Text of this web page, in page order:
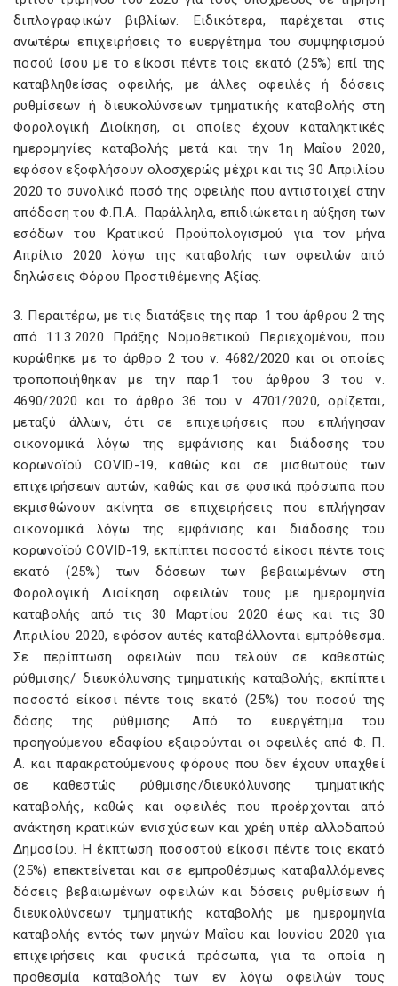
διπλογραφικών βιβλίων. Ειδικότερα, παρέχεται στις
ανωτέρω επιχειρήσεις το ευεργέτημα του συμψηφισμού
ποσού ίσου με το είκοσι πέντε τοις εκατό (25%) επί της
καταβληθείσας οφειλής, με άλλες οφειλές ή δόσεις
ρυθμίσεων ή διευκολύνσεων τμηματικής καταβολής στη
Φορολογική Διοίκηση, οι οποίες έχουν καταληκτικές
ημερομηνίες καταβολής μετά και την 1η Μαΐου 2020,
εφόσον εξοφλήσουν ολοσχερώς μέχρι και τις 30 Απριλίου
2020 το συνολικό ποσό της οφειλής που αντιστοιχεί στην
απόδοση του Φ.Π.Α.. Παράλληλα, επιδιώκεται η αύξηση των
εσόδων του Κρατικού Προϋπολογισμού για τον μήνα
Απρίλιο 2020 λόγω της καταβολής των οφειλών από
δηλώσεις Φόρου Προστιθέμενης Αξίας.
3. Περαιτέρω, με τις διατάξεις της παρ. 1 του άρθρου 2 της
από 11.3.2020 Πράξης Νομοθετικού Περιεχομένου, που
κυρώθηκε με το άρθρο 2 του ν. 4682/2020 και οι οποίες
τροποποιήθηκαν με την παρ.1 του άρθρου 3 του ν.
4690/2020 και το άρθρο 36 του ν. 4701/2020, ορίζεται,
μεταξύ άλλων, ότι σε επιχειρήσεις που επλήγησαν
οικονομικά λόγω της εμφάνισης και διάδοσης του
κορωνοϊού COVID-19, καθώς και σε μισθωτούς των
επιχειρήσεων αυτών, καθώς και σε φυσικά πρόσωπα που
εκμισθώνουν ακίνητα σε επιχειρήσεις που επλήγησαν
οικονομικά λόγω της εμφάνισης και διάδοσης του
κορωνοϊού COVID-19, εκπίπτει ποσοστό είκοσι πέντε τοις
εκατό (25%) των δόσεων των βεβαιωμένων στη
Φορολογική Διοίκηση οφειλών τους με ημερομηνία
καταβολής από τις 30 Μαρτίου 2020 έως και τις 30
Απριλίου 2020, εφόσον αυτές καταβάλλονται εμπρόθεσμα.
Σε περίπτωση οφειλών που τελούν σε καθεστώς
ρύθμισης/ διευκόλυνσης τμηματικής καταβολής, εκπίπτει
ποσοστό είκοσι πέντε τοις εκατό (25%) του ποσού της
δόσης της ρύθμισης. Από το ευεργέτημα του
προηγούμενου εδαφίου εξαιρούνται οι οφειλές από Φ. Π.
Α. και παρακρατούμενους φόρους που δεν έχουν υπαχθεί
σε καθεστώς ρύθμισης/διευκόλυνσης τμηματικής
καταβολής, καθώς και οφειλές που προέρχονται από
ανάκτηση κρατικών ενισχύσεων και χρέη υπέρ αλλοδαπού
Δημοσίου. Η έκπτωση ποσοστού είκοσι πέντε τοις εκατό
(25%) επεκτείνεται και σε εμπροθέσμως καταβαλλόμενες
δόσεις βεβαιωμένων οφειλών και δόσεις ρυθμίσεων ή
διευκολύνσεων τμηματικής καταβολής με ημερομηνία
καταβολής εντός των μηνών Μαΐου και Ιουνίου 2020 για
επιχειρήσεις και φυσικά πρόσωπα, για τα οποία η
προθεσμία καταβολής των εν λόγω οφειλών τους